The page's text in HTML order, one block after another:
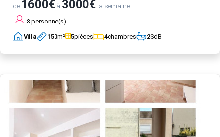
de 1600€ à 3000€ la semaine
8 personne(s)
Villa 150m² 5pièces 4chambres 2SdB